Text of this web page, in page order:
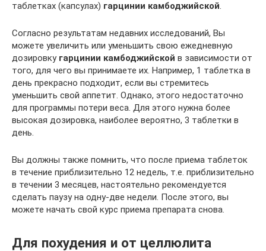
таблетках (капсулах) гарцинии камбоджийской.
Согласно результатам недавних исследований, Вы
можете увеличить или уменьшить свою ежедневную
дозировку гарцинии камбоджийской в зависимости от
того, для чего вы принимаете их. Например, 1 таблетка в
день прекрасно подходит, если вы стремитесь
уменьшить свой аппетит. Однако, этого недостаточно
для программы потери веса. Для этого нужна более
высокая дозировка, наиболее вероятно, 3 таблетки в
день.
Вы должны также помнить, что после приема таблеток
в течение приблизительно 12 недель, т.е. приблизительно
в течении 3 месяцев, настоятельно рекомендуется
сделать паузу на одну-две недели. После этого, вы
можете начать свой курс приема препарата снова.
Для похудения и от целлюлита